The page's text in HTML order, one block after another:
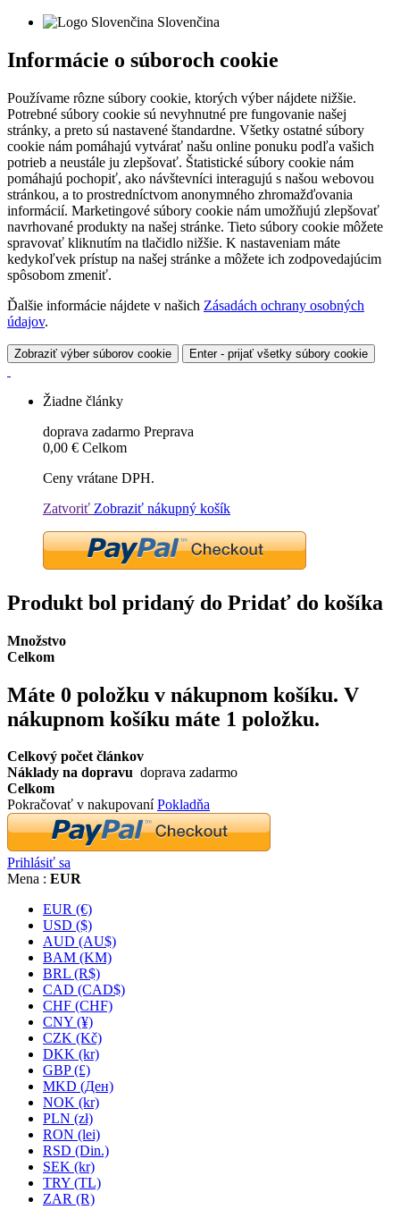
Slovenčina
Informácie o súboroch cookie
Používame rôzne súbory cookie, ktorých výber nájdete nižšie.
Potrebné súbory cookie sú nevyhnutné pre fungovanie našej
stránky, a preto sú nastavené štandardne. Všetky ostatné súbory
cookie nám pomáhajú vytvárať našu online ponuku podľa vašich
potrieb a neustále ju zlepšovať. Štatistické súbory cookie nám
pomáhajú pochopiť, ako návštevníci interagujú s našou webovou
stránkou, a to prostredníctvom anonymného zhromažďovania
informácií. Marketingové súbory cookie nám umožňujú zlepšovať
navrhované produkty na našej stránke. Tieto súbory cookie môžete
spravovať kliknutím na tlačidlo nižšie. K nastaveniam máte
kedykoľvek prístup na našej stránke a môžete ich zodpovedajúcim
spôsobom zmeniť.
Ďalšie informácie nájdete v našich Zásadách ochrany osobných
údajov.
Zobraziť výber súborov cookie Enter - prijať všetky súbory cookie
Žiadne články
doprava zadarmo Preprava
0,00 € Celkom
Ceny vrátane DPH.
Zatvoriť Zobraziť nákupný košík
Produkt bol pridaný do Pridať do košíka
Množstvo
Celkom
Máte 0 položku v nákupnom košíku. V
nákupnom košíku máte 1 položku.
Celkový počet článkov
Náklady na dopravu doprava zadarmo
Celkom
Pokračovať v nakupovaníPokladňa
Prihlásiť sa
Mena : EUR
EUR (€)
USD ($)
AUD (AU$)
BAM (KM)
BRL (R$)
CAD (CAD$)
CHF (CHF)
CNY (¥)
CZK (Kč)
DKK (kr)
GBP (£)
MKD (Ден)
NOK (kr)
PLN (zł)
RON (lei)
RSD (Din.)
SEK (kr)
TRY (TL)
ZAR (R)